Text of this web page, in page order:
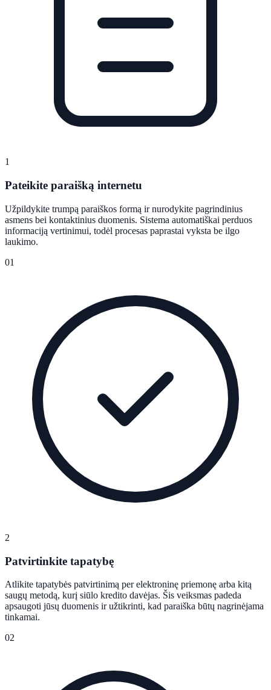
1
Pateikite paraišką internetu
Užpildykite trumpą paraiškos formą ir nurodykite pagrindinius
asmens bei kontaktinius duomenis. Sistema automatiškai perduos
informaciją vertinimui, todėl procesas paprastai vyksta be ilgo
laukimo.
01
2
Patvirtinkite tapatybę
Atlikite tapatybės patvirtinimą per elektroninę priemonę arba kitą
saugų metodą, kurį siūlo kredito davėjas. Šis veiksmas padeda
apsaugoti jūsų duomenis ir užtikrinti, kad paraiška būtų nagrinėjama
tinkamai.
02